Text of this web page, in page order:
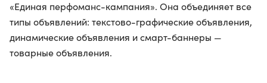
«Единая перфоманс-кампания». Она объединяет все
типы объявлений: текстово-графические объявления,
динамические объявления и смарт-баннеры —
товарные объявления.